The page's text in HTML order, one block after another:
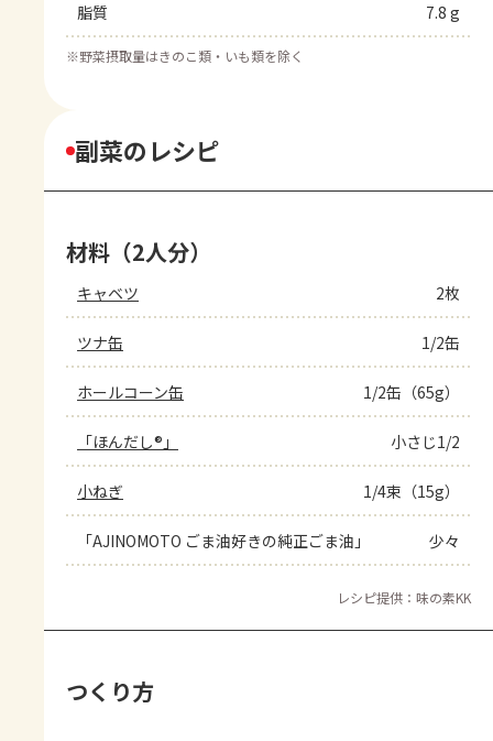
脂質 7.8 g
※野菜摂取量はきのこ類・いも類を除く
副菜のレシピ
材料（2人分）
キャベツ 2枚
ツナ缶 1/2缶
ホールコーン缶 1/2缶（65g）
「ほんだし®」 小さじ1/2
小ねぎ 1/4束（15g）
「AJINOMOTO ごま油好きの純正ごま油」 少々
レシピ提供：味の素KK
つくり方